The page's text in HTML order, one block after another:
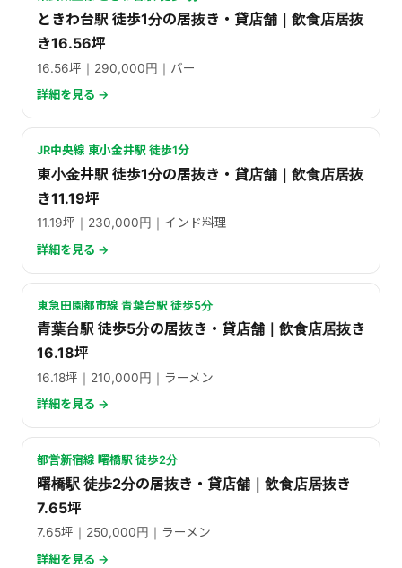
ときわ台駅 徒歩1分の居抜き・貸店舗｜飲食店居抜
き16.56坪
16.56坪｜290,000円｜バー
詳細を見る →
JR中央線 東小金井駅 徒歩1分
東小金井駅 徒歩1分の居抜き・貸店舗｜飲食店居抜
き11.19坪
11.19坪｜230,000円｜インド料理
詳細を見る →
東急田園都市線 青葉台駅 徒歩5分
青葉台駅 徒歩5分の居抜き・貸店舗｜飲食店居抜き
16.18坪
16.18坪｜210,000円｜ラーメン
詳細を見る →
都営新宿線 曙橋駅 徒歩2分
曙橋駅 徒歩2分の居抜き・貸店舗｜飲食店居抜き
7.65坪
7.65坪｜250,000円｜ラーメン
詳細を見る →